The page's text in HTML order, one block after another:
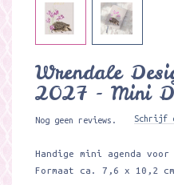
Wrendale
2027 - Mini
Nog geen reviews. Schrijf
Handige mini agenda voor
Formaat ca. 7,6 x 10,2 cm